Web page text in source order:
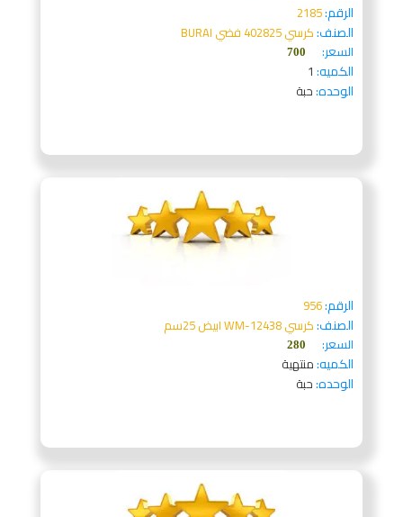
الرقم:2185
الصنف:كرسي 402825 فضي BURAI
السعر:
700
الكميه: 1
الوحده:حبة
الرقم:956
الصنف:كرسي WM-12438 ابيض 25سم
السعر:
280
الكميه:منتهية
الوحده:حبة